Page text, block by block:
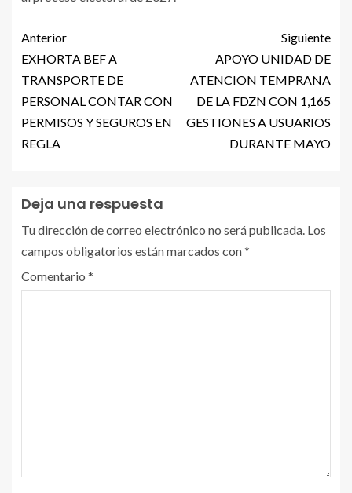
Anterior
EXHORTA BEF A
TRANSPORTE DE
PERSONAL CONTAR CON
PERMISOS Y SEGUROS EN
REGLA
Siguiente
APOYO UNIDAD DE
ATENCION TEMPRANA
DE LA FDZN CON 1,165
GESTIONES A USUARIOS
DURANTE MAYO
Deja una respuesta
Tu dirección de correo electrónico no será publicada. Los
campos obligatorios están marcados con*
Comentario *